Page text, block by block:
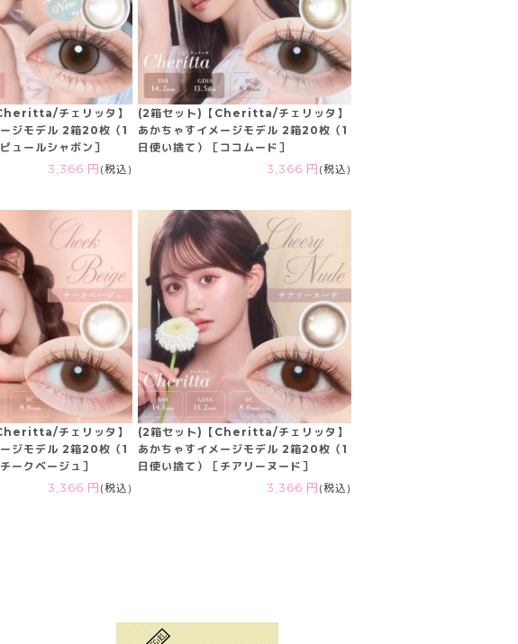
チェリッタ】
ジモデル 2箱20枚（1
ュールシャボン］
3,366 円 (税込)
(2箱セット)【Cheritta/チェリッタ】
あかちゃすイメージモデル 2箱20枚（1
日使い捨て）［ココムード］
3,366 円 (税込)
チェリッタ】
ジモデル 2箱20枚（1
ークベージュ］
3,366 円 (税込)
(2箱セット)【Cheritta/チェリッタ】
あかちゃすイメージモデル 2箱20枚（1
日使い捨て）［チアリーヌード］
3,366 円 (税込)